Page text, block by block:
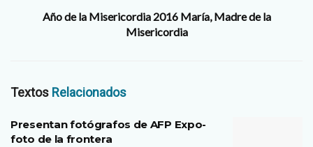
Año de la Misericordia 2016 María, Madre de la
Misericordia
Textos Relacionados
Presentan fotógrafos de AFP Expo-
foto de la frontera